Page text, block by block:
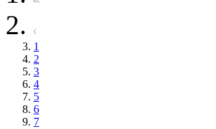
1
2
3
4
5
6
7